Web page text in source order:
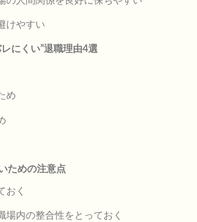
けやすい
にくい”退職理由4選
め
ための注意点
おく
場内の整合性をとっておく